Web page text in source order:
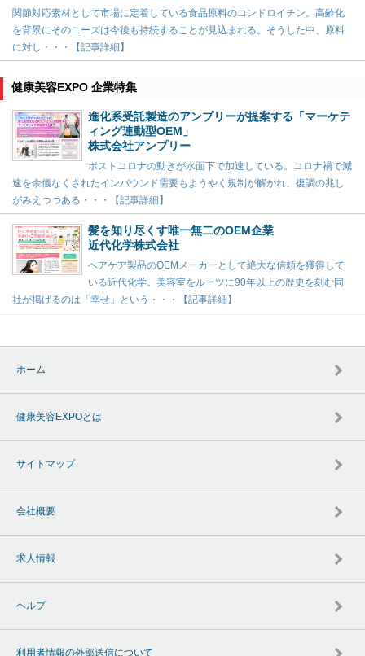
関節対応素材として市場に定着している食品原料のコンドロイチン。高齢化
を背景にそのニーズは今後も持続することが見込まれる。そうした中、原料
に対し・・・【記事詳細】
健康美容EXPO 企業特集
進化系受託製造のアンプリーが提案する「マーケテ
ィング連動型OEM」
株式会社アンプリー
ポストコロナの動きが水面下で加速している。コロナ禍で減
速を余儀なくされたインバウンド需要もようやく規制が解かれ、復調の兆し
がみえつつある・・・【記事詳細】
髪を知り尽くす唯一無二のOEM企業
近代化学株式会社
ヘアケア製品のOEMメーカーとして絶大な信頼を獲得して
いる近代化学。美容室をルーツに90年以上の歴史を刻む同
社が掲げるのは「幸せ」という・・・【記事詳細】
ホーム
健康美容EXPOとは
サイトマップ
会社概要
求人情報
ヘルプ
利用者情報の外部送信について